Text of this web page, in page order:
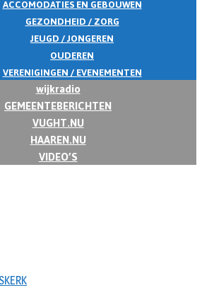
ACCOMODATIES EN GEBOUWEN
GEZONDHEID / ZORG
JEUGD / JONGEREN
OUDEREN
VERENIGINGEN / EVENEMENTEN
wijkradio
GEMEENTEBERICHTEN
VUGHT.NU
HAAREN.NU
VIDEO’S